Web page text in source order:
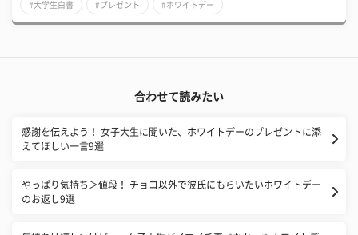
#大学生白書 #プレゼント #ホワイトデー
合わせて読みたい
感謝を伝えよう！ 女子大生に聞いた、ホワイトデーのプレゼントに添
えてほしい一言9選
やっぱり気持ち＞値段！ チョコ以外で彼氏にもらいたいホワイトデー
のお返し9選